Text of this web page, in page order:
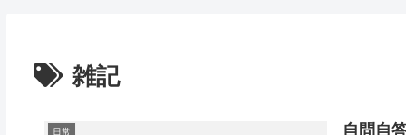
雑記
日常 自問自